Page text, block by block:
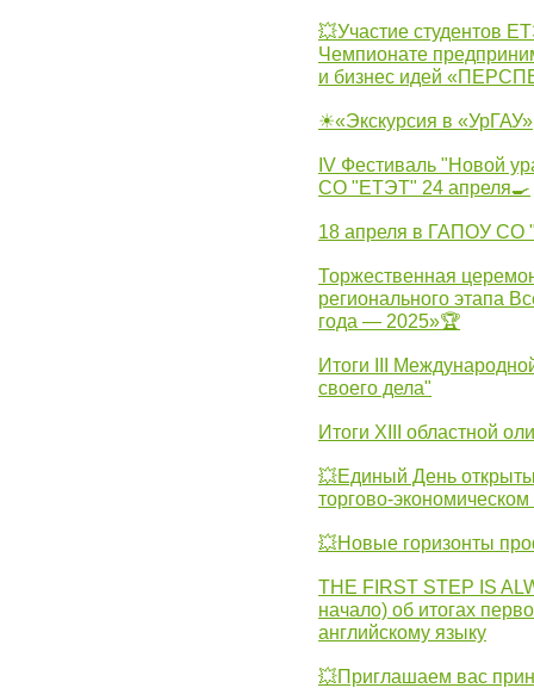
💥Участие студентов
Чемпионате
и бизнес идей
☀«Экскурсия в «УрГАУ»
IV Фестиваль "Новой
СО "ЕТЭТ" 24 апреля🍳
18 апреля в ГАПОУ СО
Торжественная
регионального этапа
года — 2025»🏆
Итоги III
своего дела"
Итоги XIII областной
💥Единый День
торгово-
💥Новые горизонты
THE FIRST STEP IS
начало) об итогах
английскому языку
💥Приглашаем вас